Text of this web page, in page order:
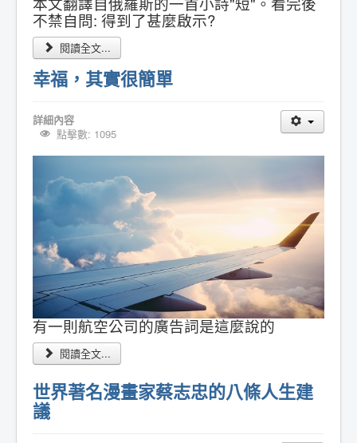
不禁自問: 得到了甚麼啟示?
閱讀全文...
幸福，其實很簡單
詳細內容
點擊數: 1095
有一則航空公司的廣告詞是這麼說的
閱讀全文...
世界著名漫畫家蔡志忠的八條人生建
議